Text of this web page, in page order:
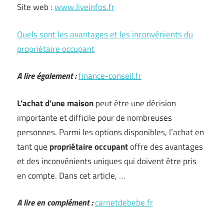
Site web :www.liveinfos.fr
Quels sont les avantages et les inconvénients du
propriétaire occupant
A lire également :finance-conseil.fr
L’achat d’une maisonpeut être une décision
importante et difficile pour de nombreuses
personnes. Parmi les options disponibles, l’achat en
tant que propriétaire occupantoffre des avantages
et des inconvénients uniques qui doivent être pris
en compte. Dans cet article, …
A lire en complément :carnetdebebe.fr